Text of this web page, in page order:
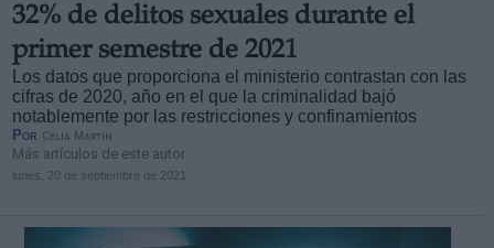
32% de delitos sexuales durante el
primer semestre de 2021
Los datos que proporciona el ministerio contrastan con las
cifras de 2020, año en el que la criminalidad bajó
notablemente por las restricciones y confinamientos
Por Celia Martín
Más artículos de este autor
lunes, 20 de septiembre de 2021